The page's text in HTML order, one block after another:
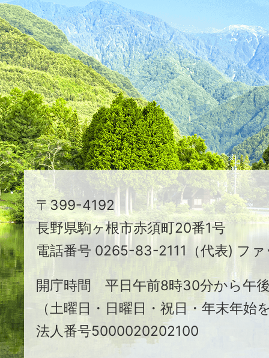
た
つ
映
え
る
ま
ち
駒
ヶ
根
市
〒399-4192
長野県駒ヶ根市赤須町20番1号
電話番号 0265-83-2111（代表) フ
開庁時間 平日午前8時30分から午
（土曜日・日曜日・祝日・年末年始
法人番号5000020202100